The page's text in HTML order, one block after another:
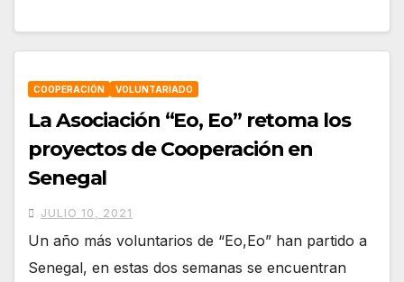
COOPERACIÓN VOLUNTARIADO
La Asociación “Eo, Eo” retoma los
proyectos de Cooperación en
Senegal
JULIO 10, 2021
Un año más voluntarios de “Eo,Eo” han partido a
Senegal, en estas dos semanas se encuentran